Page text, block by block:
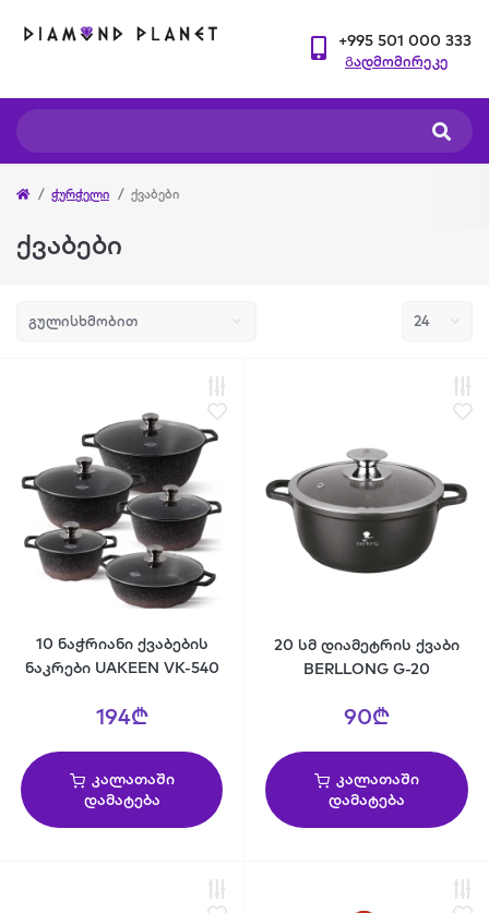
+995 501 000 333
Გადმომირეკე
ჭურჭელი ქვაბები
ქვაბები
10 ნაჭრიანი ქვაბების
ნაკრები UAKEEN VK-540
194₾
კალათაში
დამატება
20 სმ დიამეტრის ქვაბი
BERLLONG G-20
90₾
კალათაში
დამატება